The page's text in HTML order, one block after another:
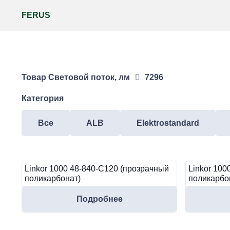
FERUS
Товар Световой поток, лм 7296
Категория
Все ALB Elektrostandard
Linkor 1000 48-840-C120 (прозрачный
поликарбонат)
Подробнее
Linkor